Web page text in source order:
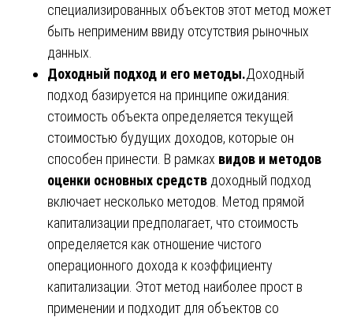
специализированных объектов этот метод может
быть неприменим ввиду отсутствия рыночных
данных.
Доходный подход и его методы.Доходный
подход базируется на принципе ожидания:
стоимость объекта определяется текущей
стоимостью будущих доходов, которые он
способен принести. В рамках видов и методов
оценки основных средств доходный подход
включает несколько методов. Метод прямой
капитализации предполагает, что стоимость
определяется как отношение чистого
операционного дохода к коэффициенту
капитализации. Этот метод наиболее прост в
применении и подходит для объектов со